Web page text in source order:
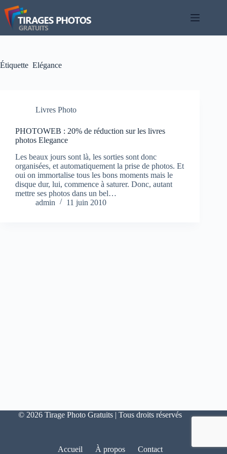
Passer
au
contenu
Étiquette Elégance
Livres Photo
PHOTOWEB : 20% de réduction sur les livres
photos Elegance
Les beaux jours sont là, les sorties sont donc
organisées, et automatiquement la prise de photos. Et
oui on immortalise tous les bons moments mais le
disque dur, lui, commence à saturer. Donc, autant
mettre ses photos dans un bel…
admin
11 juin 2010
© 2026 Tirage Photo Gratuits | Tous droits réservés
Accueil À propos Contact